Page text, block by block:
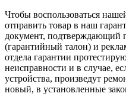
Чтобы воспользоваться
отправить товар в наш
документ, подтверждающий
(гарантийный талон) и
отдела гарантии
неисправности и в случае,
устройства, произведут
новый, в установленные